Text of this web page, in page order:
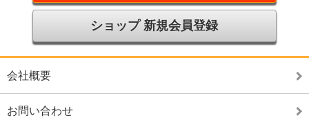
ショップ 新規会員登録
会社概要
お問い合わせ